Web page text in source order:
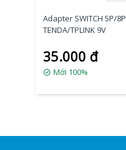
Adapter SWITCH 5P/8P
TENDA/TPLINK 9V
35.000 đ
Mới 100%